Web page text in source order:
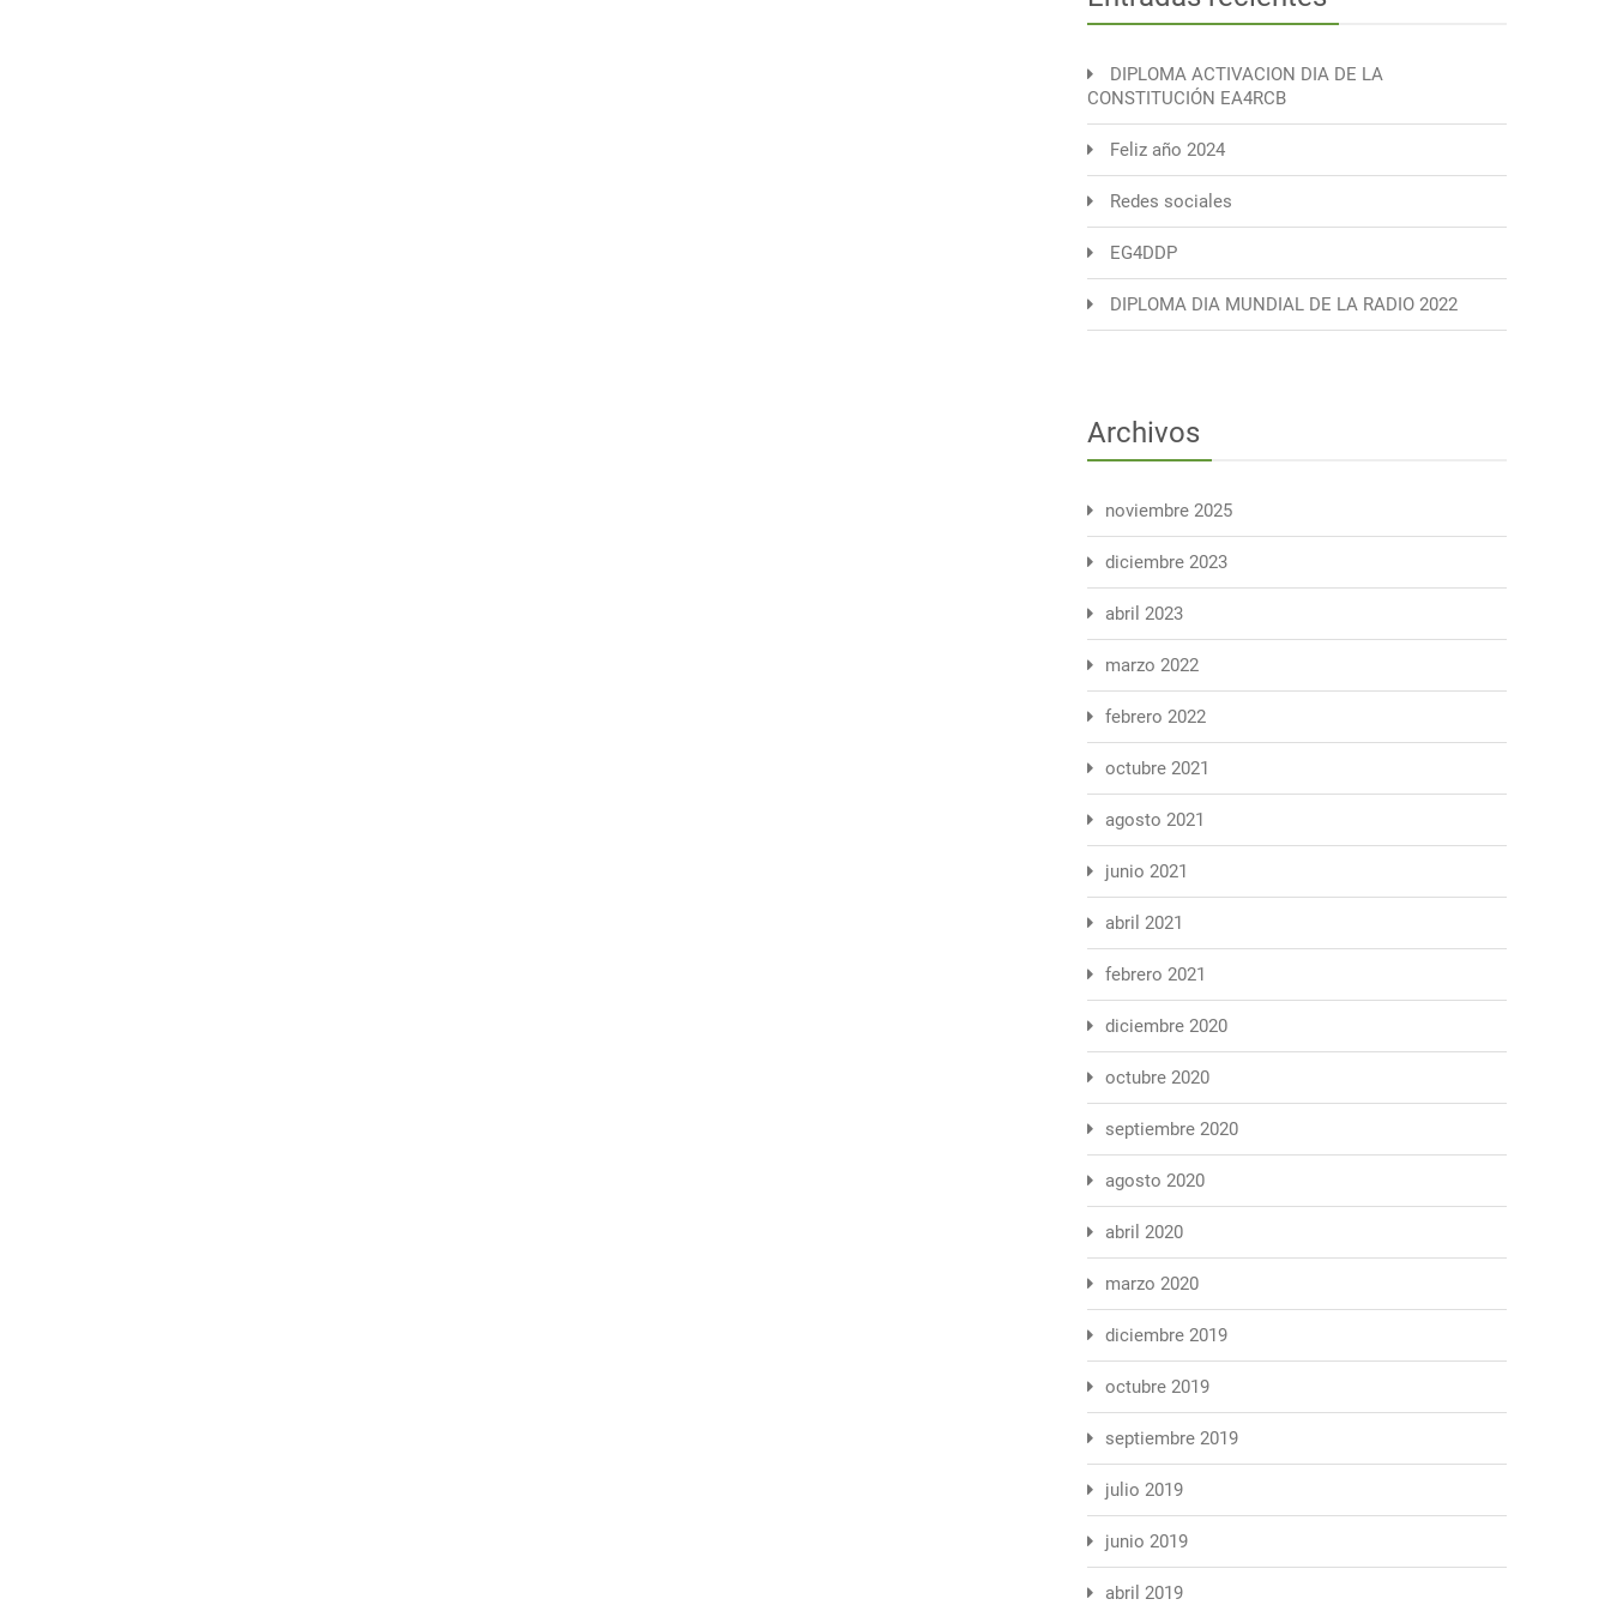
DIPLOMA ACTIVACION DIA DE LA
CONSTITUCIÓN EA4RCB
Feliz año 2024
Redes sociales
EG4DDP
DIPLOMA DIA MUNDIAL DE LA RADIO 2022
Archivos
noviembre 2025
diciembre 2023
abril 2023
marzo 2022
febrero 2022
octubre 2021
agosto 2021
junio 2021
abril 2021
febrero 2021
diciembre 2020
octubre 2020
septiembre 2020
agosto 2020
abril 2020
marzo 2020
diciembre 2019
octubre 2019
septiembre 2019
julio 2019
junio 2019
abril 2019